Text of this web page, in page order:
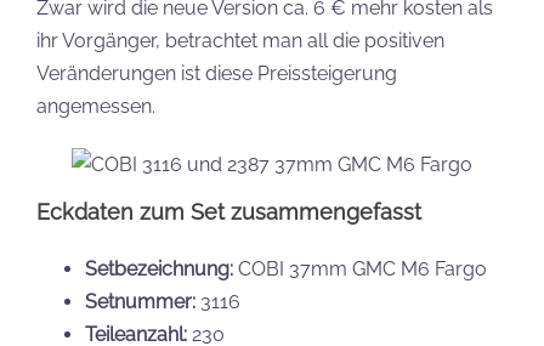
Zwar wird die neue Version ca. 6 € mehr kosten als
ihr Vorgänger, betrachtet man all die positiven
Veränderungen ist diese Preissteigerung
angemessen.
Eckdaten zum Set zusammengefasst
Setbezeichnung: COBI 37mm GMC M6 Fargo
Setnummer: 3116
Teileanzahl: 230